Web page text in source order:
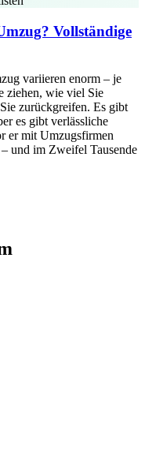
Vollständige
variieren enorm – je
ziehen, wie viel Sie
zurückgreifen. Es gibt
es gibt verlässliche
er mit Umzugsfirmen
und im Zweifel Tausende